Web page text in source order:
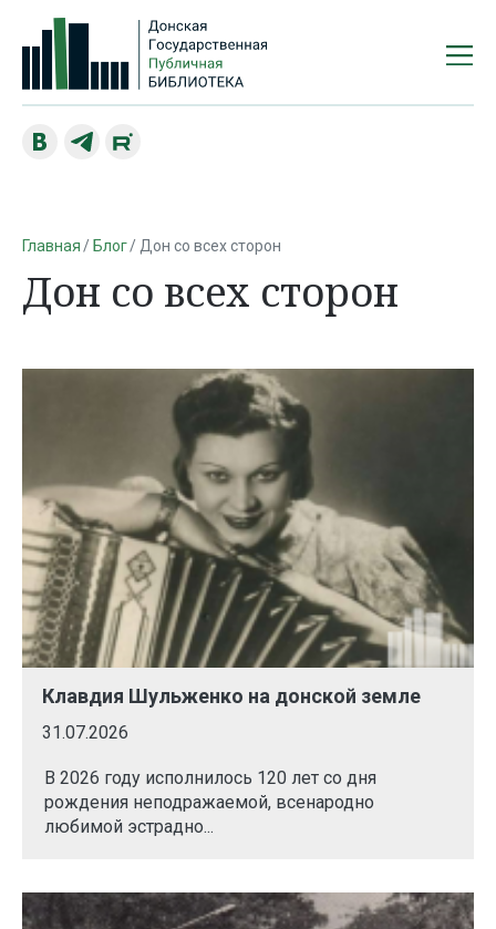
Главная Блог Дон со всех сторон
Дон со всех сторон
Клавдия Шульженко на донской земле
31.07.2026
В 2026 году исполнилось 120 лет со дня
рождения неподражаемой, всенародно
любимой эстрадно...